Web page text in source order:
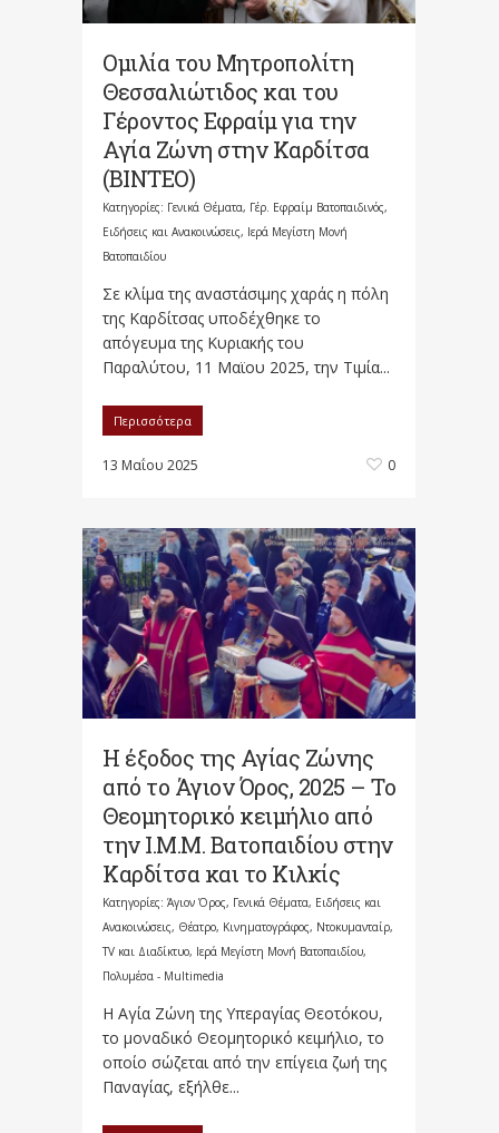
Ομιλία του Μητροπολίτη
Θεσσαλιώτιδος και του
Γέροντος Εφραίμ για την
Αγία Ζώνη στην Καρδίτσα
(ΒΙΝΤΕΟ)
Κατηγορίες: Γενικά Θέματα, Γέρ. Εφραίμ Βατοπαιδινός,
Ειδήσεις και Ανακοινώσεις, Ιερά Μεγίστη Μονή
Βατοπαιδίου
Σε κλίμα της αναστάσιμης χαράς η πόλη
της Καρδίτσας υποδέχθηκε το
απόγευμα της Κυριακής του
Παραλύτου, 11 Μαϊου 2025, την Τιμία...
Περισσότερα
13 Μαΐου 2025 0
Η έξοδος της Αγίας Ζώνης
από το Άγιον Όρος, 2025 – Το
Θεομητορικό κειμήλιο από
την Ι.Μ.Μ. Βατοπαιδίου στην
Καρδίτσα και το Κιλκίς
Κατηγορίες: Άγιον Όρος, Γενικά Θέματα, Ειδήσεις και
Ανακοινώσεις, Θέατρο, Κινηματογράφος, Ντοκυμανταίρ,
TV και Διαδίκτυο, Ιερά Μεγίστη Μονή Βατοπαιδίου,
Πολυμέσα - Multimedia
Η Αγία Ζώνη της Υπεραγίας Θεοτόκου,
το μοναδικό Θεομητορικό κειμήλιο, το
οποίο σώζεται από την επίγεια ζωή της
Παναγίας, εξήλθε...